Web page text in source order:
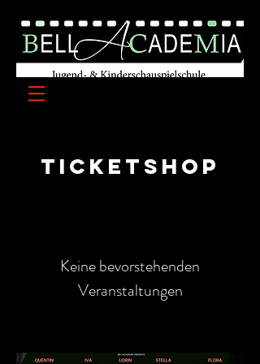
Ticketshop
Keine bevorstehenden
Veranstaltungen